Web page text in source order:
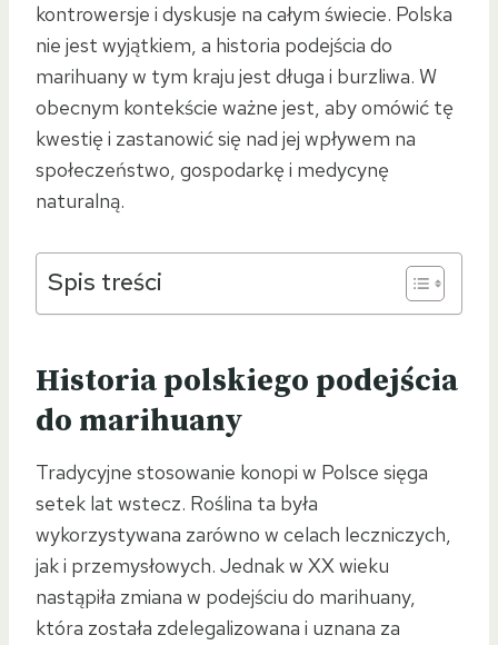
kontrowersje i dyskusje na całym świecie. Polska
nie jest wyjątkiem, a historia podejścia do
marihuany w tym kraju jest długa i burzliwa. W
obecnym kontekście ważne jest, aby omówić tę
kwestię i zastanowić się nad jej wpływem na
społeczeństwo, gospodarkę i medycynę
naturalną.
Spis treści
Historia polskiego podejścia
do marihuany
Tradycyjne stosowanie konopi w Polsce sięga
setek lat wstecz. Roślina ta była
wykorzystywana zarówno w celach leczniczych,
jak i przemysłowych. Jednak w XX wieku
nastąpiła zmiana w podejściu do marihuany,
która została zdelegalizowana i uznana za